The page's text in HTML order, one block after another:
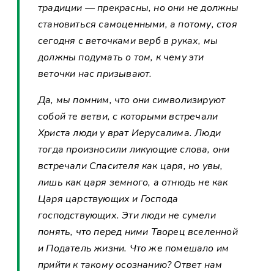
традиции — прекрасны, но они не должны
становиться самоценными, а потому, стоя
сегодня с веточками верб в руках, мы
должны подумать о том, к чему эти
веточки нас призывают.
Да, мы помним, что они символизируют
собой те ветви, с которыми встречали
Христа люди у врат Иерусалима. Люди
тогда произносили ликующие слова, они
встречали Спасителя как царя, но увы,
лишь как царя земного, а отнюдь не как
Царя царствующих и Господа
господствующих. Эти люди не сумели
понять, что перед ними Творец вселенной
и Податель жизни. Что же помешало им
прийти к такому осознанию? Ответ нам